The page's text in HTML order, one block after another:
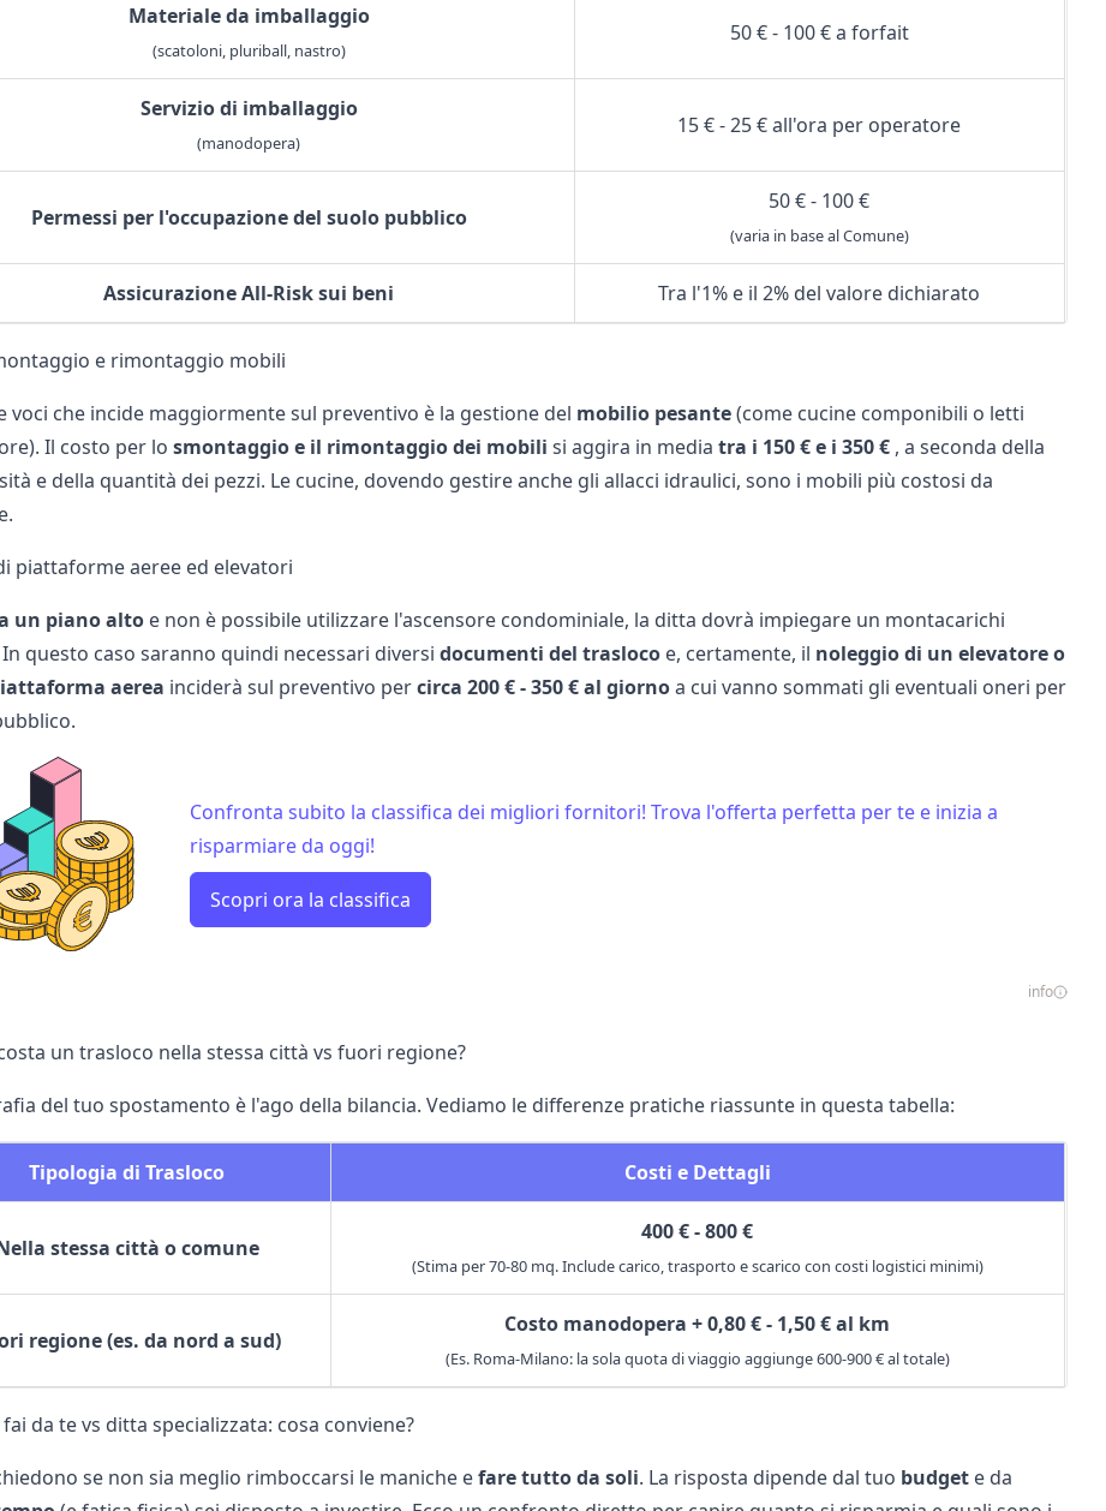
Materiale da imballaggio
(scatoloni, pluriball, nastro)
50 € - 100 € a forfait
Servizio di imballaggio
(manodopera)
15 € - 25 € all'ora per operatore
Permessi per l'occupazione del suolo pubblico
50 € - 100 €
(varia in base al Comune)
Assicurazione All-Risk sui beni Tra l'1% e il 2% del valore dichiarato
e rimontaggio mobili
voci che incide maggiormente sul preventivo è la gestione del mobilio pesante(come cucine componibili o letti
Il costo per lo smontaggio e il rimontaggio dei mobili si aggira in media tra i 150 € e i 350 € , a seconda della
e della quantità dei pezzi. Le cucine, dovendo gestire anche gli allacci idraulici, sono i mobili più costosi da
piattaforme aeree ed elevatori
un piano alto e non è possibile utilizzare l'ascensore condominiale, la ditta dovrà impiegare un montacarichi
questo caso saranno quindi necessari diversi documenti del trasloco e, certamente, il noleggio di un elevatore o
aerea inciderà sul preventivo percirca 200 € - 350 € al giornoa cui vanno sommati gli eventuali oneri per
Confronta subito la classifica dei migliori fornitori! Trova l'offerta perfetta per te e inizia a
risparmiare da oggi!
Scopri ora la classifica
info
un trasloco nella stessa città vs fuori regione?
del tuo spostamento è l'ago della bilancia. Vediamo le differenze pratiche riassunte in questa tabella:
Tipologia di Trasloco Costi e Dettagli
stessa città o comune
400 € - 800 €
(Stima per 70-80 mq. Include carico, trasporto e scarico con costi logistici minimi)
regione (es. da nord a sud)
Costo manodopera + 0,80 € - 1,50 € al km
(Es. Roma-Milano: la sola quota di viaggio aggiunge 600-900 € al totale)
da te vs ditta specializzata: cosa conviene?
se non sia meglio rimboccarsi le maniche efare tutto da soli. La risposta dipende dal tuo budgete da